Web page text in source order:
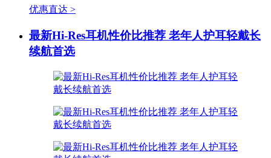
优惠直达 >
最新Hi-Res耳机性价比推荐 老年人护耳轻戴长
续航首选